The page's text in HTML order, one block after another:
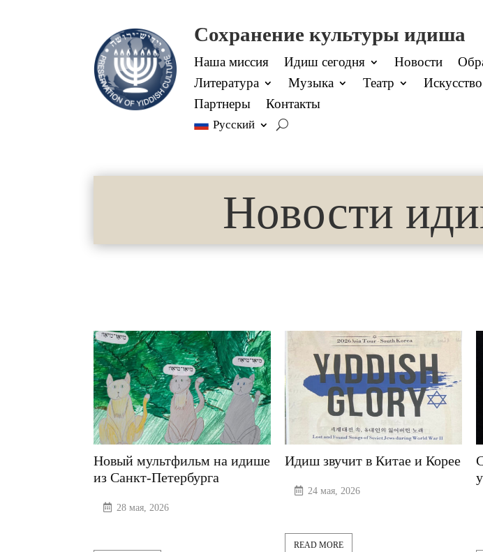
Сохранение культуры идиша
Наша миссия Идиш сегодня Новости
Литература
Музыка Театр Искусство
Партнеры
Контакты
Русский
Новости
Новый мультфильм на идише
из Санкт-Петербурга
28 мая, 2026
Идиш звучит в Китае и Корее
24 мая, 2026
READ MORE
Слова,
20